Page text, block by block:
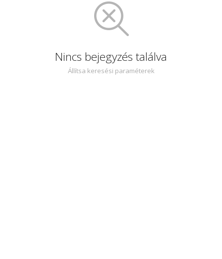
Nincs bejegyzés találva
Állítsa keresési paraméterek